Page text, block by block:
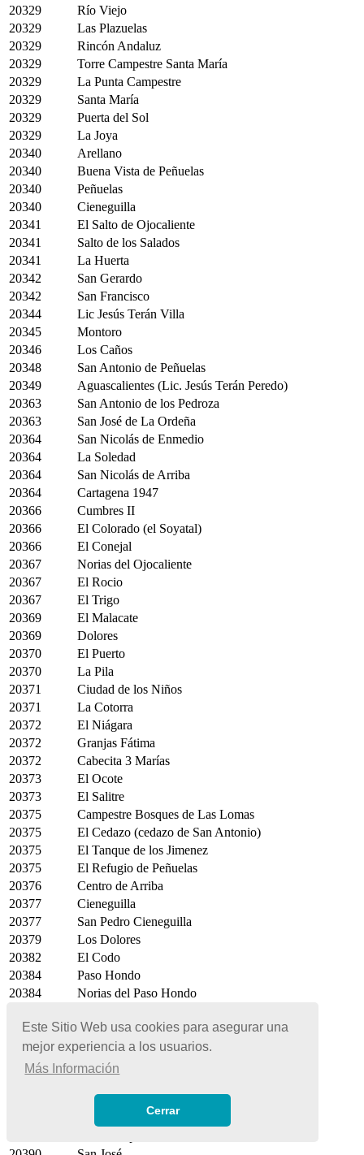
Este Sitio Web usa cookies para asegurar una
mejor experiencia a los usuarios.
Más Información
Cerrar
20329
Río Viejo
20329
Las Plazuelas
20329
Rincón Andaluz
20329
Torre Campestre Santa María
20329
La Punta Campestre
20329
Santa María
20329
Puerta del Sol
20329
La Joya
20340
Arellano
20340
Buena Vista de Peñuelas
20340
Peñuelas
20340
Cieneguilla
20341
El Salto de Ojocaliente
20341
Salto de los Salados
20341
La Huerta
20342
San Gerardo
20342
San Francisco
20344
Lic Jesús Terán Villa
20345
Montoro
20346
Los Caños
20348
San Antonio de Peñuelas
20349
Aguascalientes (Lic. Jesús Terán Peredo)
20363
San Antonio de los Pedroza
20363
San José de La Ordeña
20364
San Nicolás de Enmedio
20364
La Soledad
20364
San Nicolás de Arriba
20364
Cartagena 1947
20366
Cumbres II
20366
El Colorado (el Soyatal)
20366
El Conejal
20367
Norias del Ojocaliente
20367
El Rocio
20367
El Trigo
20369
El Malacate
20369
Dolores
20370
El Puerto
20370
La Pila
20371
Ciudad de los Niños
20371
La Cotorra
20372
El Niágara
20372
Granjas Fátima
20372
Cabecita 3 Marías
20373
El Ocote
20373
El Salitre
20375
Campestre Bosques de Las Lomas
20375
El Cedazo (cedazo de San Antonio)
20375
El Tanque de los Jimenez
20375
El Refugio de Peñuelas
20376
Centro de Arriba
20377
Cieneguilla
20377
San Pedro Cieneguilla
20379
Los Dolores
20382
El Codo
20384
Paso Hondo
20384
Norias del Paso Hondo
20385
Santa Gertrudis
20386
Tanque de Guadalupe
20386
El Duraznillo
Congregación Matamoros